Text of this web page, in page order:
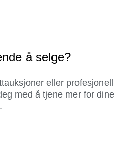
å selge?
eller profesjonell
med å tjene mer for dine